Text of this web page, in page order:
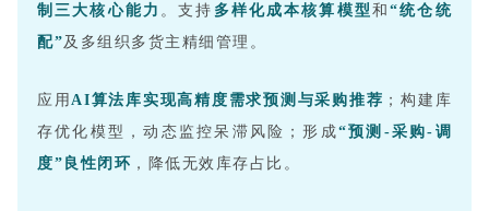
制三大核心能力 。支持 多样化成本核算模型 和“统仓统
配”及多组织多货主精细管理。
应用 AI算法库实现高精度需求预测与采购推荐 ；构建库
存优化模型，动态监控呆滞风险；形成“预测-采购-调
度”良性闭环 ，降低无效库存占比。